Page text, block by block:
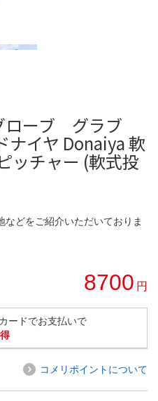
ーブ グラブ
イヤ Donaiya 軟
ッチャー (軟式投
どをご紹介いただいておりま
8700 円
ードでお支払いで
コメリポイントについて